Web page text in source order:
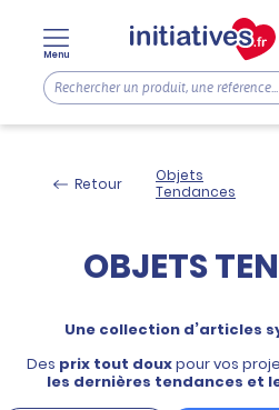
Menu
Retour
Objets
Tendances
OBJETS
Une collection d’articles
Des prix tout douxpour vos
les dernières tendances et